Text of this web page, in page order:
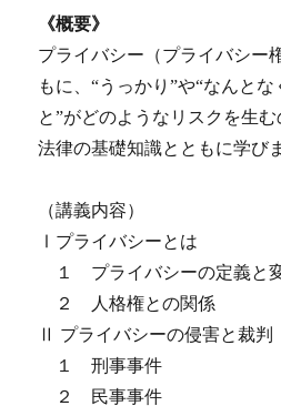
《概要》
プライバシー（プライバシー
もに、“うっかり”や“なんと
と”がどのようなリスクを生
法律の基礎知識とともに学び
（講義内容）
Ⅰプライバシーとは
１ プライバシーの定義と
２ 人格権との関係
Ⅱ プライバシーの侵害と裁判
１ 刑事事件
２ 民事事件